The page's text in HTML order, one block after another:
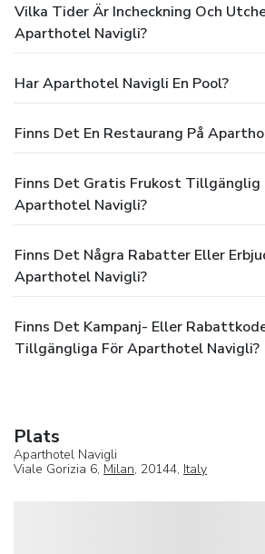
Vilka Tider Är Incheckning Och
Aparthotel Navigli?
Har Aparthotel Navigli En Pool?
Finns Det En Restaurang På
Finns Det Gratis Frukost Tillgänglig
Aparthotel Navigli?
Finns Det Några Rabatter Eller
Aparthotel Navigli?
Finns Det Kampanj- Eller
Tillgängliga För Aparthotel Navigli?
Plats
Aparthotel Navigli
Viale Gorizia 6, Milan, 20144, Italy